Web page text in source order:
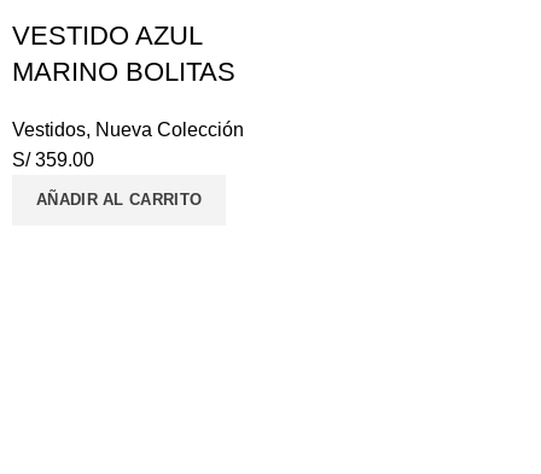
VESTIDO AZUL
MARINO BOLITAS
Vestidos, Nueva Colección
S/359.00
AÑADIR AL CARRITO